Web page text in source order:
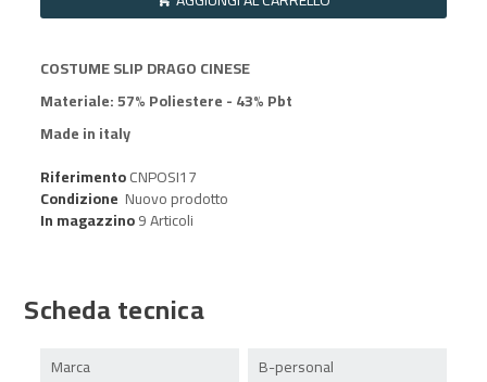
COSTUME SLIP DRAGO CINESE
Materiale: 57% Poliestere - 43% Pbt
Made in italy
RiferimentoCNPOSI17
Condizione Nuovo prodotto
In magazzino9 Articoli
Scheda tecnica
Marca
B-personal